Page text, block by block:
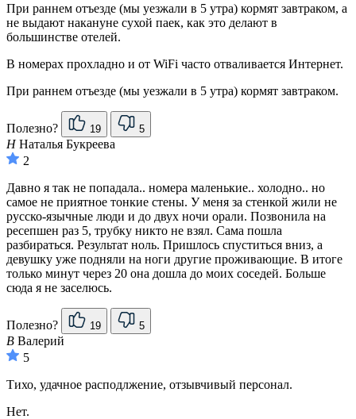
При раннем отъезде (мы уезжали в 5 утра) кормят завтраком, а
не выдают накануне сухой паек, как это делают в
большинстве отелей.
В номерах прохладно и от WiFi часто отваливается Интернет.
При раннем отъезде (мы уезжали в 5 утра) кормят завтраком.
Полезно? 19 5
ННаталья Букреева
2
Давно я так не попадала.. номера маленькие.. холодно.. но
самое не приятное тонкие стены. У меня за стенкой жили не
русско-язычные люди и до двух ночи орали. Позвонила на
ресепшен раз 5, трубку никто не взял. Сама пошла
разбираться. Результат ноль. Пришлось спуститься вниз, а
девушку уже подняли на ноги другие проживающие. В итоге
только минут через 20 она дошла до моих соседей. Больше
сюда я не заселюсь.
Полезно? 19 5
В Валерий
5
Тихо, удачное расподлжение, отзывчивый персонал.
Нет.